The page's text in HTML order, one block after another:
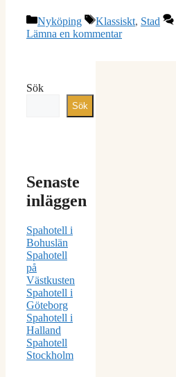
Kategorier
Nyköping Etiketter
Klassiskt, Stad
Lämna en kommentar
Sök
Sök
Senaste
inläggen
Spahotell i
Bohuslän
Spahotell
på
Västkusten
Spahotell i
Göteborg
Spahotell i
Halland
Spahotell
Stockholm